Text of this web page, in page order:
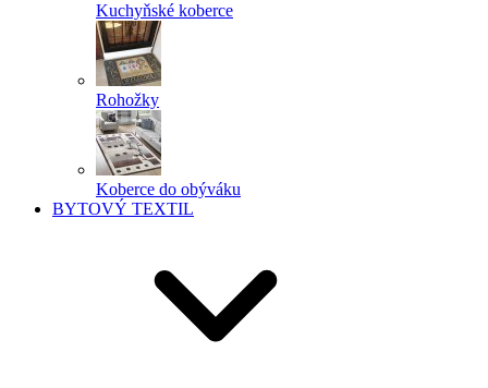
Kuchyňské koberce
Rohožky
Koberce do obýváku
BYTOVÝ TEXTIL